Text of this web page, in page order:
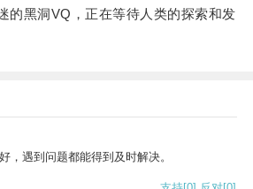
黑洞VQ，正在等待人类的探索和发
，遇到问题都能得到及时解决。